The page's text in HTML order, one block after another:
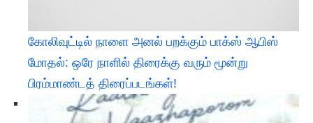
கோலிவுட்டில் நாளை அனல் பறக்கும் பாக்ஸ் ஆபிஸ்
மோதல்: ஒரே நாளில் திரைக்கு வரும் மூன்று
பிரம்மாண்டத் திரைப்படங்கள்!